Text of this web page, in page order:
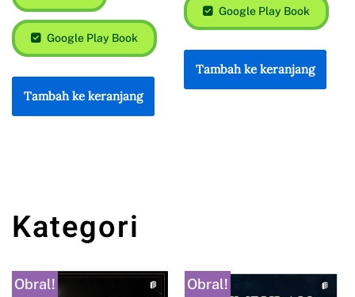
Google Play Book
Tambah ke keranjang
Google Play Book
Tambah ke keranjang
Kategori
Obral! Obral!